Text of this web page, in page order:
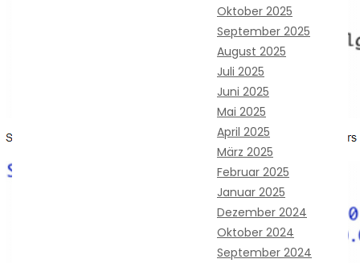
Oktober 2025
September 2025
August 2025
Juli 2025
Juni 2025
Mai 2025
April 2025
März 2025
Februar 2025
Januar 2025
Dezember 2024
Oktober 2024
September 2024